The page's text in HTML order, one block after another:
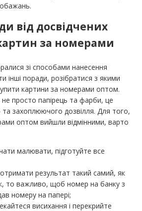
від досвідчених
за номерами
зі способами нанесення
інші поради, розібратися з якими
картини за номерами оптом.
просто папірець та фарби, це
та захоплюючого дозвілля. Для того,
оптом вийшли відмінними, варто
малювати, підготуйте все
результат такий самий, як
то важливо, щоб номер на банку з
номеру на папері;
висихання і перекрийте